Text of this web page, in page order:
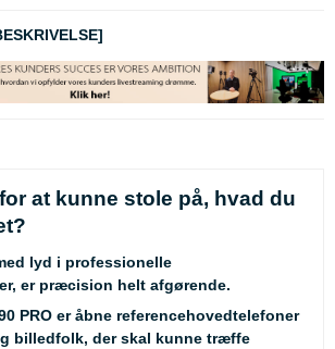
at kunne stole på, hvad du
lyd i professionelle
er præcision helt afgørende.
PRO er åbne referencehovedtelefoner
billedfolk, der skal kunne træffe